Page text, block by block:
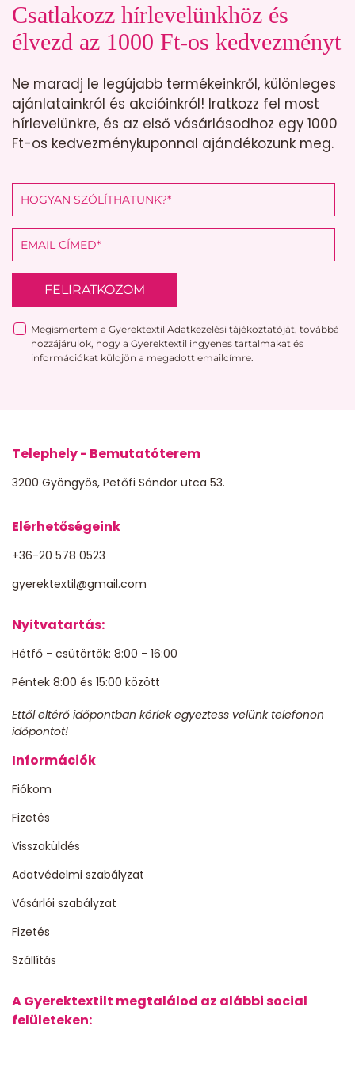
Csatlakozz hírlevelünkhöz és
élvezd az 1000 Ft-os kedvezményt
Ne maradj le legújabb termékeinkről, különleges
ajánlatainkról és akcióinkról! Iratkozz fel most
hírlevelünkre, és az első vásárlásodhoz egy 1000
Ft-os kedvezménykuponnal ajándékozunk meg.
FELIRATKOZOM
Megismertem a Gyerektextil Adatkezelési tájékoztatóját, továbbá
hozzájárulok, hogy a Gyerektextil ingyenes tartalmakat és
információkat küldjön a megadott emailcímre.
Telephely - Bemutatóterem
3200 Gyöngyös, Petőfi Sándor utca 53.
Elérhetőségeink
+36-20 578 0523
gyerektextil@gmail.com
Nyitvatartás:
Hétfő - csütörtök: 8:00 - 16:00
Péntek 8:00 és 15:00 között
Ettől eltérő időpontban kérlek egyeztess velünk telefonon
időpontot!
Információk
Fiókom
Fizetés
Visszaküldés
Adatvédelmi szabályzat
Vásárlói szabályzat
Fizetés
Szállítás
A Gyerektextilt megtalálod az alábbi social
felületeken: